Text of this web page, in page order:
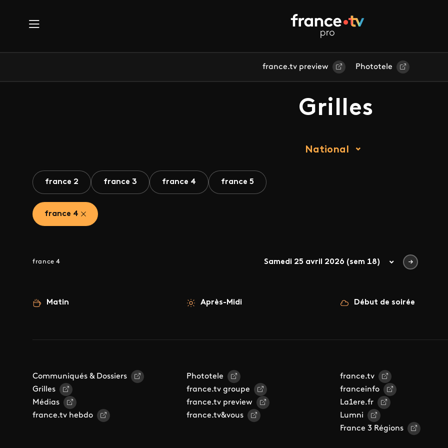
france.tv preview Phototele
Grilles
National
france 2 france 3 france 4 france 5
france 4
france 4 Samedi 25 avril 2026 (sem 18)
Matin Après-Midi Début de soirée
Communiqués & Dossiers
Grilles
Médias
france.tv hebdo
Phototele
france.tv groupe
france.tv preview
france.tv&vous
france.tv
franceinfo
La1ere.fr
Lumni
France 3 Régions